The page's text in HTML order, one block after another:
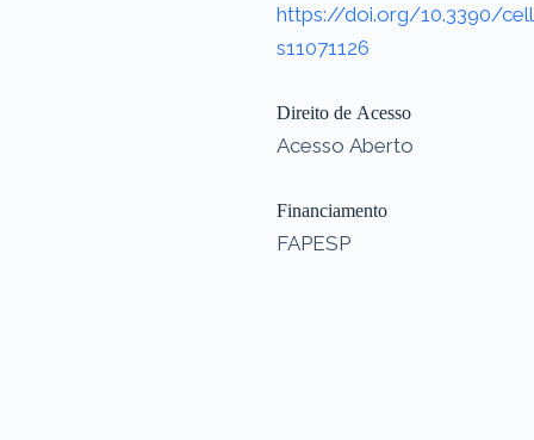
https://doi.org/10.3390/cell
s11071126
Direito de Acesso
Acesso Aberto
Financiamento
FAPESP